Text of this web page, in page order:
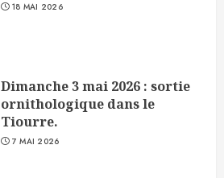
18 MAI 2026
Dimanche 3 mai 2026 : sortie
ornithologique dans le
Tiourre.
7 MAI 2026